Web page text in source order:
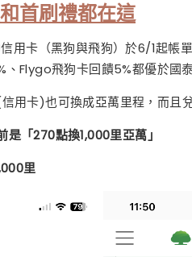
首刷禮都在這
用卡（黑狗與飛狗）於6/1起帳
Flygo飛狗卡回饋5%都優於國
用卡)也可換成亞萬里程，而且
「270點換1,000里亞萬」
里